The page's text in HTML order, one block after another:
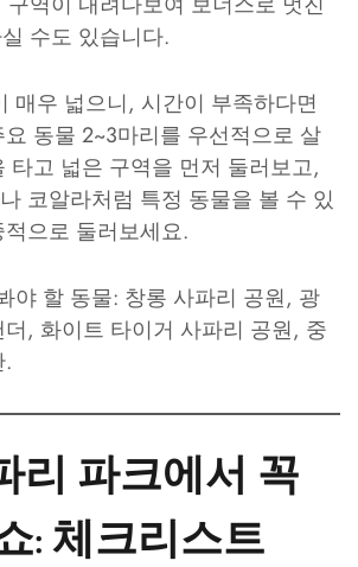
수도 있습니다.
매우 넓으니, 시간이 부족하다면
동물 2~3마리를 우선적으로 살
타고 넓은 구역을 먼저 둘러보고,
코알라처럼 특정 동물을 볼 수 있
으로 둘러보세요.
야 할 동물: 창롱 사파리 공원, 광
, 화이트 타이거 사파리 공원, 중
.
리 파크에서 꼭
: 체크리스트